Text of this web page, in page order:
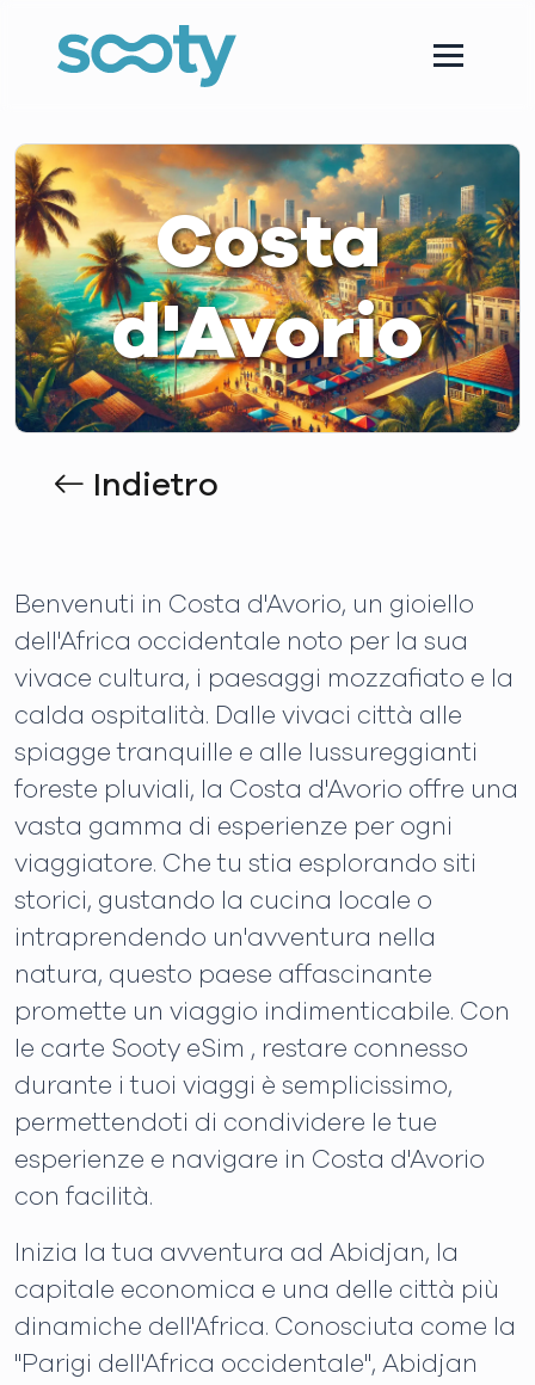
Costa
d'Avorio
Indietro
Benvenuti in Costa d'Avorio, un gioiello
dell'Africa occidentale noto per la sua
vivace cultura, i paesaggi mozzafiato e la
calda ospitalità. Dalle vivaci città alle
spiagge tranquille e alle lussureggianti
foreste pluviali, la Costa d'Avorio offre una
vasta gamma di esperienze per ogni
viaggiatore. Che tu stia esplorando siti
storici, gustando la cucina locale o
intraprendendo un'avventura nella
natura, questo paese affascinante
promette un viaggio indimenticabile. Con
le carte Sooty eSim , restare connesso
durante i tuoi viaggi è semplicissimo,
permettendoti di condividere le tue
esperienze e navigare in Costa d'Avorio
con facilità.
Inizia la tua avventura ad Abidjan, la
capitale economica e una delle città più
dinamiche dell'Africa. Conosciuta come la
"Parigi dell'Africa occidentale", Abidjan